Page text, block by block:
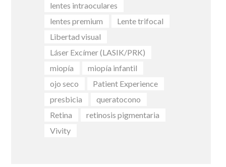
lentes intraoculares
lentes premium
Lente trifocal
Libertad visual
Láser Excímer (LASIK/PRK)
miopía
miopía infantil
ojo seco
Patient Experience
presbicia
queratocono
Retina
retinosis pigmentaria
Vivity